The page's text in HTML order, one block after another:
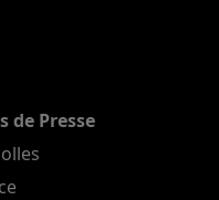
Presse